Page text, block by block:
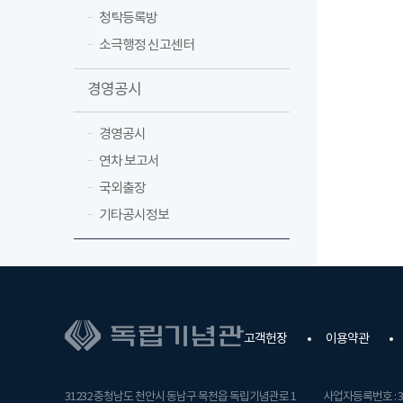
청탁등록방
소극행정 신고센터
경영공시
경영공시
연차 보고서
국외출장
기타공시정보
고객헌장 이용약관
31232 충청남도 천안시 동남구 목천읍 독립기념관로 1 사업자등록번호 :